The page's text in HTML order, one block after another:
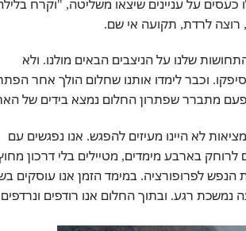
על עניינים שיצאו משליטה, "וקרח
רוצה לרדת, תקועה אי שם.
שלנו על הניצבים הבאים מולנו. ולא
וכבר לימדו אותנו שחלום הולך אחר
פעם מתברר שפתרון החלום נמצא בידים של
לא היינו מעיזים להפגש. אנו נפגשים עם
בארבע מימדים, מטיילים בלי דרכון
לפרופורציה. במימד הזמן אנו עוסקים
נמשכת רגע. ובתוך החלום אנו רודפים